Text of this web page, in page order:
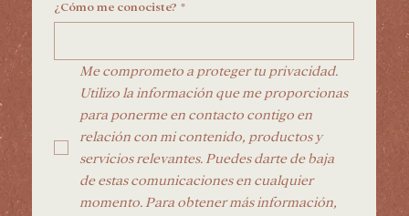
¿Cómo me conociste? *
Me comprometo a proteger tu privacidad.
Utilizo la información que me proporcionas
para ponerme en contacto contigo en
relación con mi contenido, productos y
servicios relevantes. Puedes darte de baja
de estas comunicaciones en cualquier
momento. Para obtener más información,